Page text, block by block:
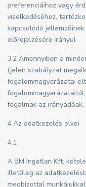
preferenciáihoz vagy
viselkedéséhez,
kapcsolódó
előrejelzésére irányul
3.2 Amennyiben a
(jelen szabályzat
fogalommagyarázatai
fogalmak az irányadóak.
4 Az adatkezelés elvei
4.1
A BM Ingatlan Kft.
illetőleg az
megbízottal